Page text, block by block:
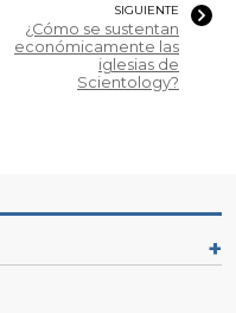
SIGUIENTE
¿Cómo se sustentan
económicamente las
iglesias de
Scientology?